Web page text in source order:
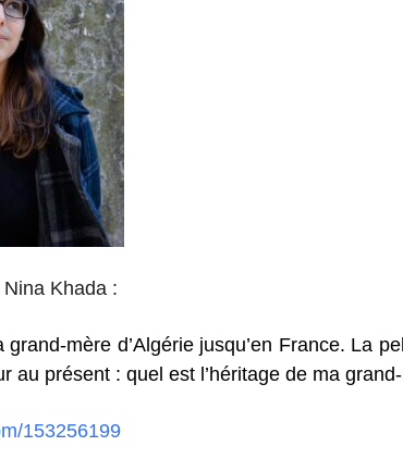
Nina Khada :
mère d’Algérie jusqu’en France. La
présent : quel est l’héritage de ma
153256199